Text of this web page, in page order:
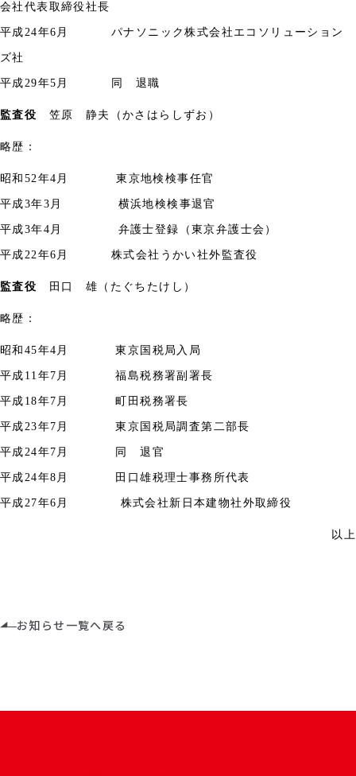
会社代表取締役社長
平成24年6 月 パナソニック株式会社エコソリューション
ズ社
平成29年5 月 同 退職
監査役 笠原 静夫（かさはらしずお）
略歴：
昭和 52年4 月 東京地検検事任官
平成3年3 月 横浜地検検事退官
平成3年4 月 弁護士登録（東京弁護士会）
平成22年6 月 株式会社うかい社外監査役
監査役 田口 雄（たぐちたけし）
略歴：
昭和 45年4 月 東京国税局入局
平成 11 年7 月 福島税務署副署長
平成 18年7 月 町田税務署長
平成23年7 月 東京国税局調査第二部長
平成24年7 月 同 退官
平成24年8 月 田口雄税理士事務所代表
平成27年6 月 株式会社新日本建物社外取締役
以上
お知らせ一覧へ戻る